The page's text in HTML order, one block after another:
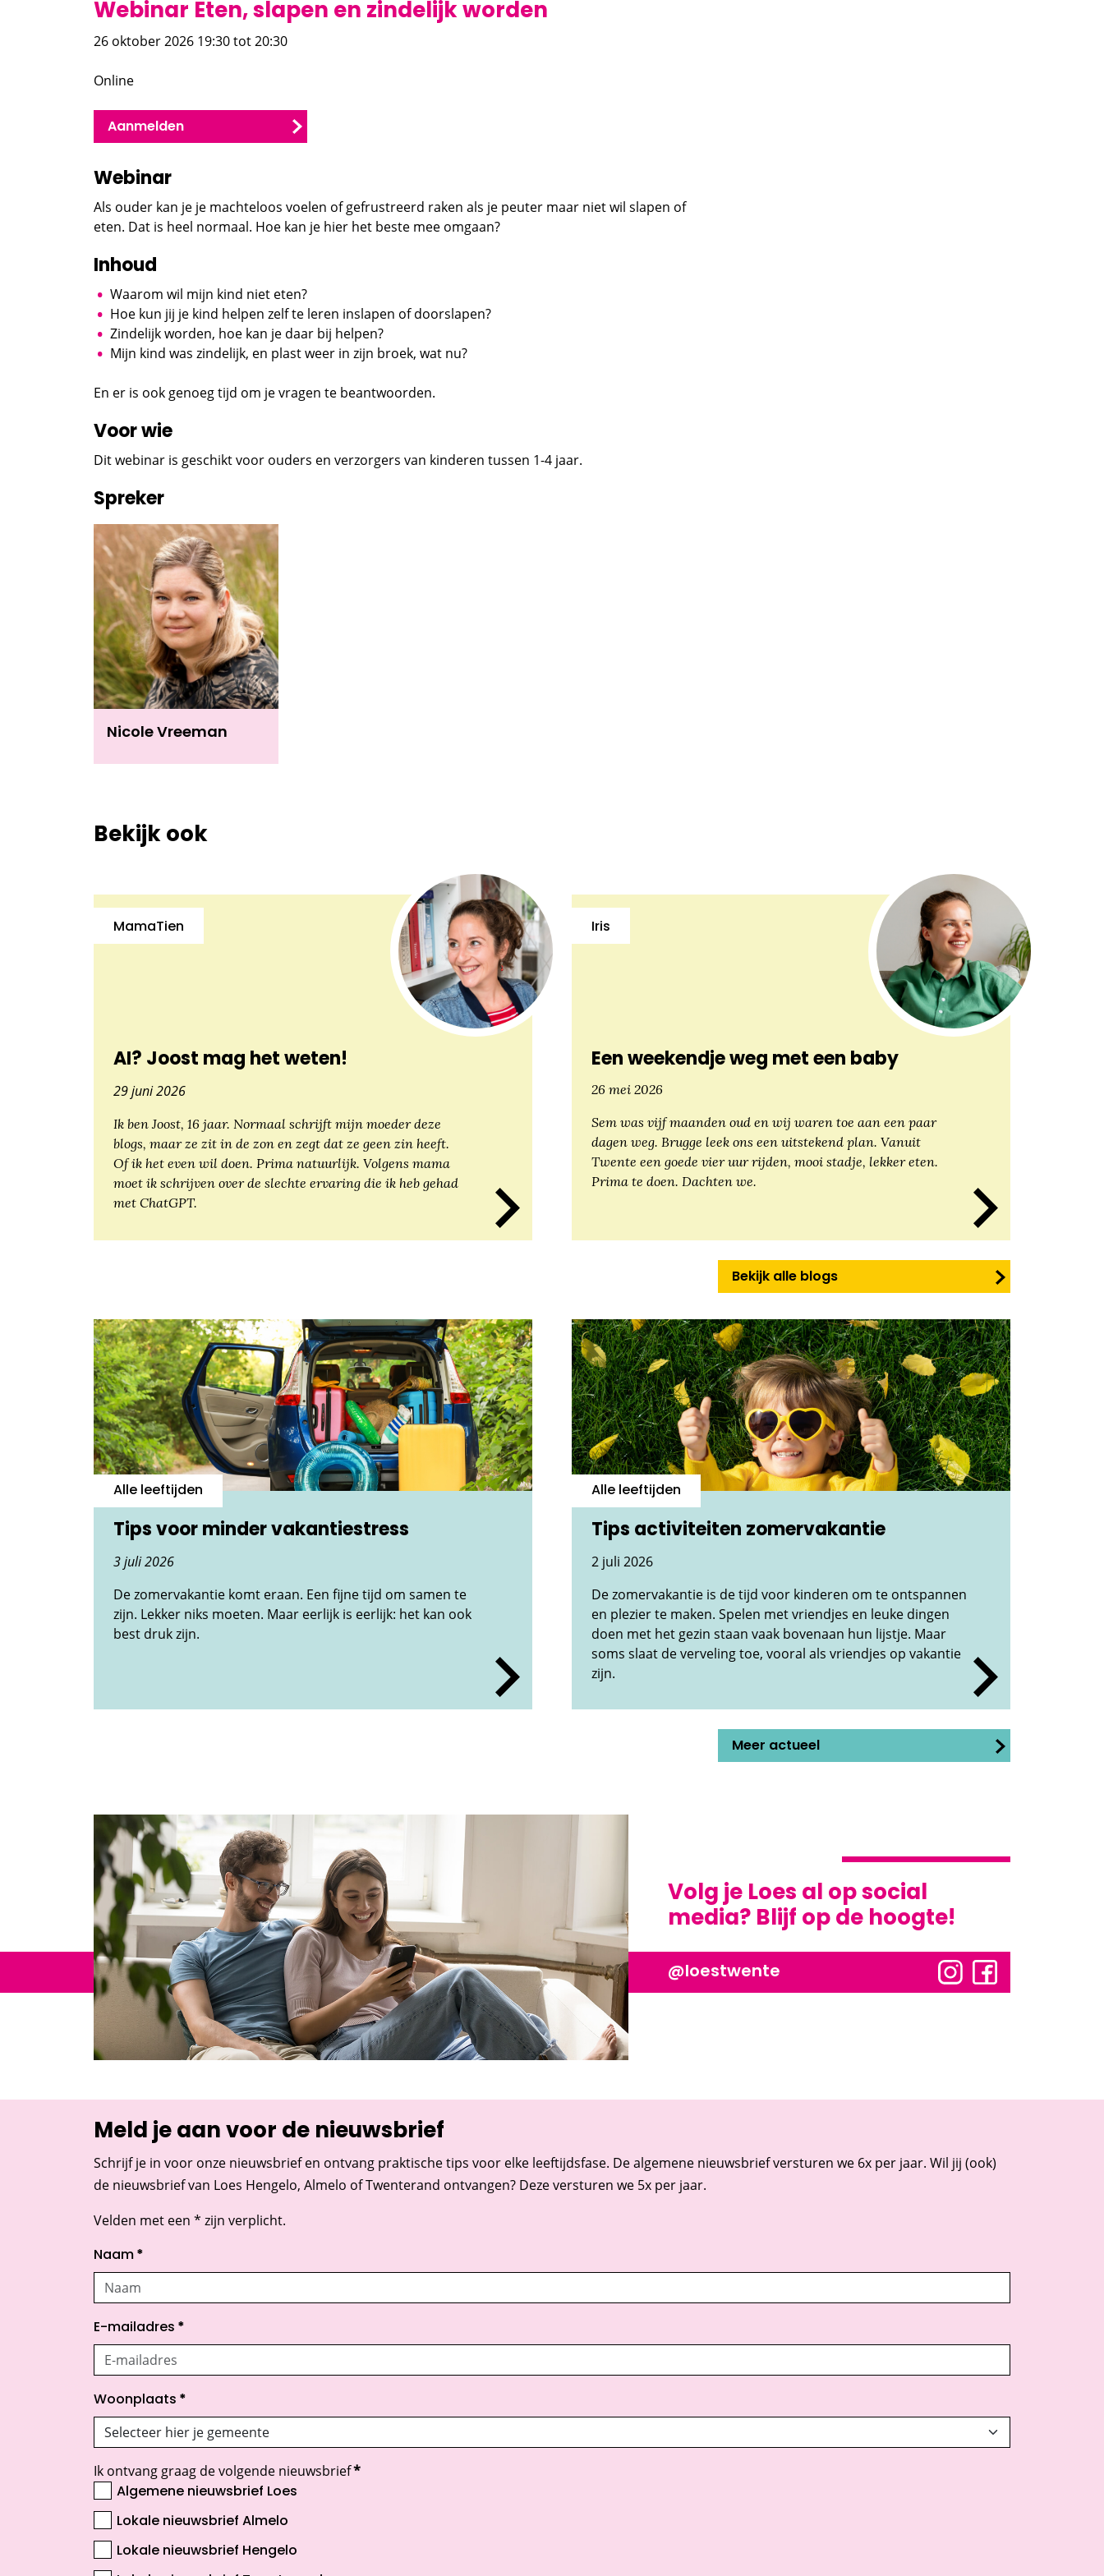
Webinar Eten, slapen en zindelijk worden
26 oktober 2026 19:30tot 20:30
Online
Aanmelden
Webinar
Als ouder kan je je machteloos voelen of gefrustreerd raken als je peuter maar niet wil slapen of
eten. Dat is heel normaal. Hoe kan je hier het beste mee omgaan?
Inhoud
Waarom wil mijn kind niet eten?
Hoe kun jij je kind helpen zelf te leren inslapen of doorslapen?
Zindelijk worden, hoe kan je daar bij helpen?
Mijn kind was zindelijk, en plast weer in zijn broek, wat nu?
En er is ook genoeg tijd om je vragen te beantwoorden.
Voor wie
Dit webinar is geschikt voor ouders en verzorgers van kinderen tussen 1-4 jaar.
Spreker
Nicole Vreeman
Bekijk ook
AI? Joost mag het weten!
MamaTien
29 juni 2026
Ik ben Joost, 16 jaar. Normaal schrijft mijn moeder deze
blogs, maar ze zit in de zon en zegt dat ze geen zin heeft.
Of ik het even wil doen. Prima natuurlijk. Volgens mama
moet ik schrijven over de slechte ervaring die ik heb gehad
met ChatGPT.
Een weekendje weg met een baby
Iris
26 mei 2026
Sem was vijf maanden oud en wij waren toe aan een paar
dagen weg. Brugge leek ons een uitstekend plan. Vanuit
Twente een goede vier uur rijden, mooi stadje, lekker eten.
Prima te doen. Dachten we.
Bekijk alle blogs
Tips voor minder vakantiestress
Alle leeftijden
3 juli 2026
De zomervakantie komt eraan. Een fijne tijd om samen te
zijn. Lekker niks moeten. Maar eerlijk is eerlijk: het kan ook
best druk zijn.
Tips activiteiten zomervakantie
Alle leeftijden
2 juli 2026
De zomervakantie is de tijd voor kinderen om te ontspannen
en plezier te maken. Spelen met vriendjes en leuke dingen
doen met het gezin staan vaak bovenaan hun lijstje. Maar
soms slaat de verveling toe, vooral als vriendjes op vakantie
zijn.
Meer actueel
Volg je Loes al op social
media? Blijf op de hoogte!
@loestwente
Meld je aan voor de nieuwsbrief
Schrijf je in voor onze nieuwsbrief en ontvang praktische tips voor elke leeftijdsfase. De algemene nieuwsbrief versturen we 6x per jaar. Wil jij (ook)
de nieuwsbrief van Loes Hengelo, Almelo of Twenterand ontvangen? Deze versturen we 5x per jaar.
Velden met een * zijn verplicht.
Naam *
E-mailadres *
Woonplaats *
Ik ontvang graag de volgende nieuwsbrief*
Algemene nieuwsbrief Loes
Lokale nieuwsbrief Almelo
Lokale nieuwsbrief Hengelo